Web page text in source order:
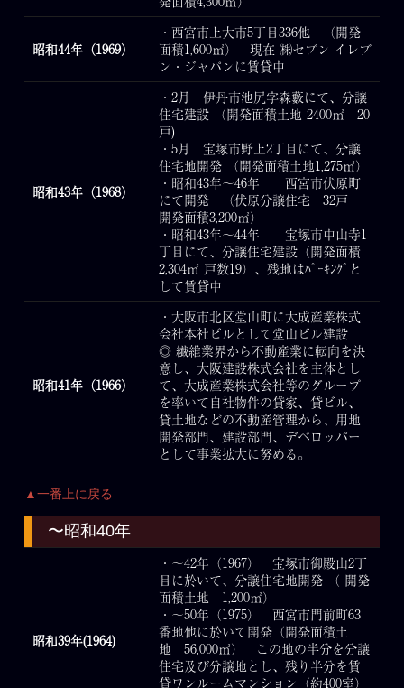
昭和44年（1969）
・西宮市上大市5丁目336他 （開発
面積1,600㎡） 現在 ㈱セブン-イレブ
ン・ジャパンに賃貸中
昭和43年（1968）
・2月 伊丹市池尻字森藪にて、分譲
住宅建設 （開発面積土地 2400㎡ 20
戸)
・5月 宝塚市野上2丁目にて、分譲
住宅地開発 （開発面積土地1,275㎡）
・昭和43年～46年 西宮市伏原町
にて開発 （伏原分譲住宅 32戸
開発面積3,200㎡）
・昭和43年～44年 宝塚市中山寺1
丁目にて、分譲住宅建設（開発面積
2,304㎡ 戸数19）、残地はﾊﾟｰｷﾝｸﾞと
して賃貸中
昭和41年（1966）
・大阪市北区堂山町に大成産業株式
会社本社ビルとして堂山ビル建設
◎ 繊維業界から不動産業に転向を決
意し、大阪建設株式会社を主体とし
て、大成産業株式会社等のグループ
を率いて自社物件の貸家、貸ビル、
貸土地などの不動産管理から、用地
開発部門、建設部門、デベロッパー
として事業拡大に努める。
▲一番上に戻る
〜昭和40年
昭和39年(1964)
・～42年（1967） 宝塚市御殿山2丁
目に於いて、分譲住宅地開発 （ 開発
面積土地 1,200㎡）
・～50年（1975） 西宮市門前町63
番地他に於いて開発（開発面積土
地 56,000㎡） この地の半分を分譲
住宅及び分譲地とし、残り半分を賃
貸ワンルームマンション（約400室）